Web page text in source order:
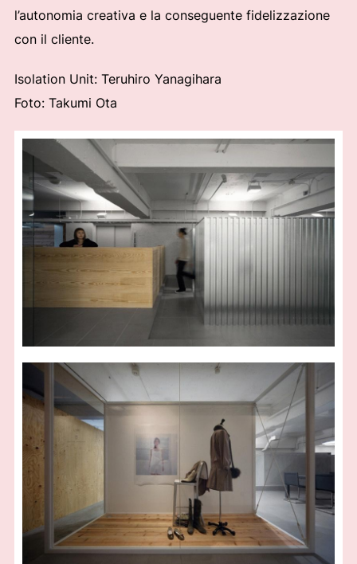
l’autonomia creativa e la conseguente fidelizzazione
con il cliente.
Isolation Unit: Teruhiro Yanagihara
Foto: Takumi Ota